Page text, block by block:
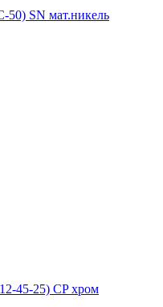
50) SN мат.никель
45-25) CP хром